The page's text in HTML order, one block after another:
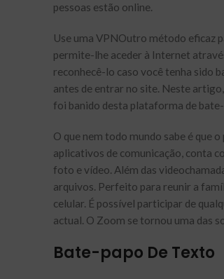
pessoas estão online.
Use uma VPNOutro método eficaz
permite-lhe aceder à Internet
reconhecê-lo caso você tenha sido
antes de entrar no site. Neste
foi banido desta plataforma de
O que nem todo mundo sabe é que
aplicativos de comunicação, conta
foto e vídeo. Além das
arquivos. Perfeito para reunir a
celular. É possível participar de
actual. O Zoom se tornou uma das
Bate-papo De Texto